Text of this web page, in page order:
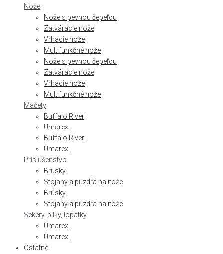
Nože
Nože s pevnou čepeľou
Zatváracie nože
Vrhacie nože
Multifunkčné nože
Nože s pevnou čepeľou
Zatváracie nože
Vrhacie nože
Multifunkčné nože
Mačety
Buffalo River
Umarex
Buffalo River
Umarex
Príslušenstvo
Brúsky
Stojany a puzdrá na nože
Brúsky
Stojany a puzdrá na nože
Sekery, pílky, lopatky
Umarex
Umarex
Ostatné